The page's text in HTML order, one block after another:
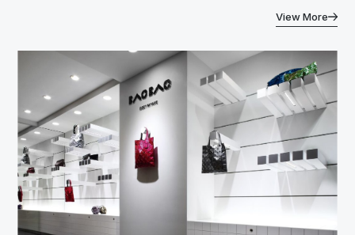
View More